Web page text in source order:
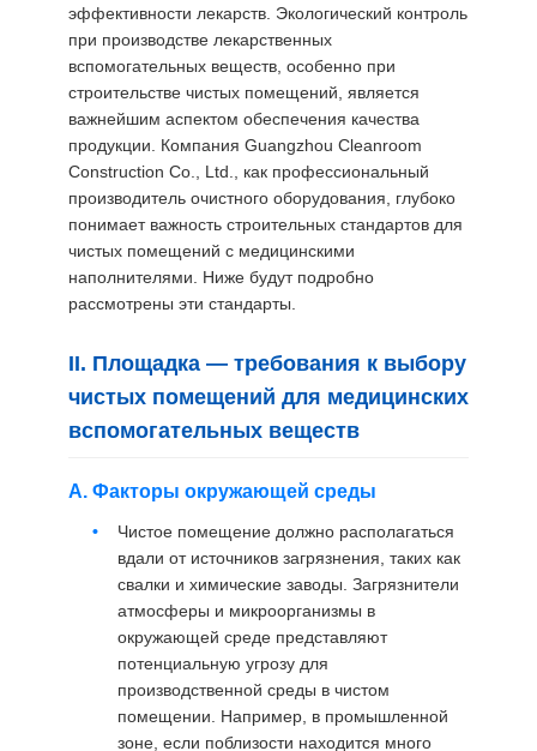
ЗАПРОС
ЦЕНЫ
КАРТА
САЙТА
ПОЛИТИКА
эффективности лекарств. Экологический контроль
при производстве лекарственных
вспомогательных веществ, особенно при
строительстве чистых помещений, является
важнейшим аспектом обеспечения качества
продукции. Компания Guangzhou Cleanroom
Construction Co., Ltd., как профессиональный
производитель очистного оборудования, глубоко
понимает важность строительных стандартов для
чистых помещений с медицинскими
наполнителями. Ниже будут подробно
рассмотрены эти стандарты.
II. Площадка — требования к выбору
чистых помещений для медицинских
вспомогательных веществ
А. Факторы окружающей среды
Чистое помещение должно располагаться
вдали от источников загрязнения, таких как
свалки и химические заводы. Загрязнители
атмосферы и микроорганизмы в
окружающей среде представляют
потенциальную угрозу для
производственной среды в чистом
помещении. Например, в промышленной
зоне, если поблизости находится много